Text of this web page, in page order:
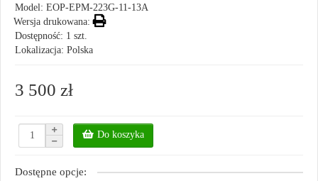
Model: EOP-EPM-223G-11-13A
Wersja drukowana:
Dostępność: 1 szt.
Lokalizacja: Polska
3 500 zł
Do koszyka
Dostępne opcje: